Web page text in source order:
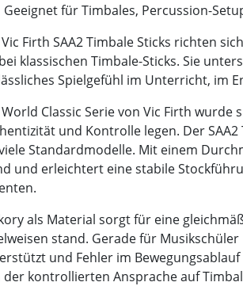
Geeignet für Timbales, Percussion-
Firth SAA2 Timbale Sticks richten
klassischen Timbale-Sticks. Sie
Spielgefühl im Unterricht, im
Classic Serie von Vic Firth
und Kontrolle legen. Der
Standardmodelle. Mit einem
und erleichtert eine stabile
als Material sorgt für eine
stand. Gerade für
und Fehler im
der kontrollierten Ansprache auf